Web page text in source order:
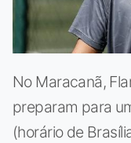
No Maracanã,
preparam para
(horário de